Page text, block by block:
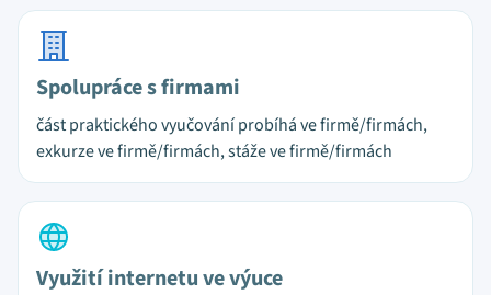
Spolupráce s firmami
část praktického vyučování probíhá ve firmě/firmách,
exkurze ve firmě/firmách, stáže ve firmě/firmách
Využití internetu ve výuce